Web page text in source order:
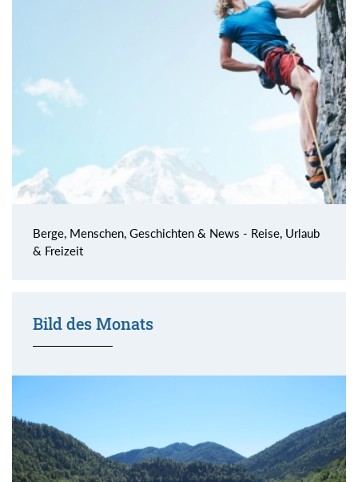
Berge, Menschen, Geschichten & News - Reise, Urlaub
& Freizeit
Bild des Monats